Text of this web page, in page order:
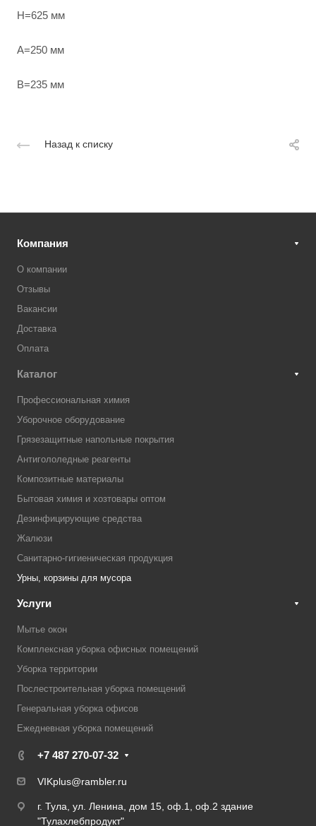
H=625 мм
A=250 мм
B=235 мм
Назад к списку
Компания
О компании
Отзывы
Вакансии
Доставка
Оплата
Каталог
Профессиональная химия
Уборочное оборудование
Грязезащитные напольные покрытия
Антигололедные реагенты
Композитные материалы
Бытовая химия и хозтовары оптом
Дезинфицирующие средства
Жалюзи
Санитарно-гигиеническая продукция
Урны, корзины для мусора
Услуги
Мытье окон
Комплексная уборка офисных помещений
Уборка территории
Послестроительная уборка помещений
Генеральная уборка офисов
Ежедневная уборка помещений
+7 487 270-07-32
VIKplus@rambler.ru
г. Тула, ул. Ленина, дом 15, оф.1, оф.2 здание
"Тулахлебпродукт"